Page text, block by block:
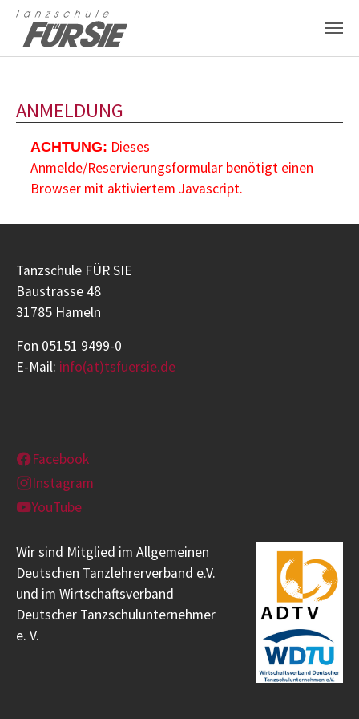
ANMELDUNG
ACHTUNG: Dieses
Anmelde/Reservierungsformular benötigt einen
Browser mit aktiviertem Javascript.
Tanzschule FÜR SIE
Baustrasse 48
31785 Hameln
Fon 05151 9499-0
E-Mail: info(at)tsfuersie.de
Facebook
Instagram
YouTube
Wir sind Mitglied im Allgemeinen
Deutschen Tanzlehrerverband e.V.
und im Wirtschaftsverband
Deutscher Tanzschulunternehmer
e. V.